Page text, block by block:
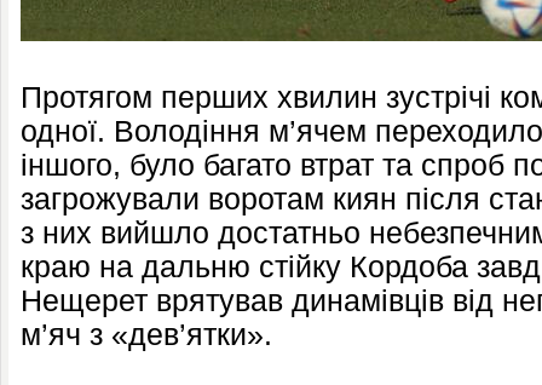
Протягом перших хвилин зустрічі
одної. Володіння м’ячем
іншого, було багато втрат та спроб
загрожували воротам киян після
з них вийшло достатньо
краю на дальню стійку Кордоба
Нещерет врятував динамівців від
м’яч з «дев’ятки».